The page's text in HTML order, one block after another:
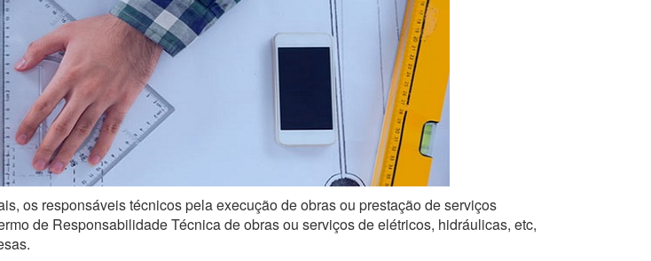
os responsáveis técnicos pela execução de obras ou prestação de serviços
de Responsabilidade Técnica de obras ou serviços de elétricos, hidráulicas, etc,